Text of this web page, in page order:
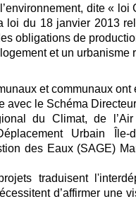
dite «
loi du 18 janvier 2013
obligations de
et un urbanisme
et communaux ont
avec le Schéma
du Climat, de l’Air
Urbain Île-
des Eaux (SAGE)
traduisent
d’affirmer une